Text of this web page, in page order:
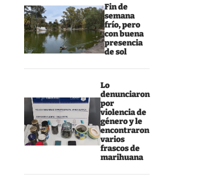
Fin de
semana
frío, pero
con buena
presencia
de sol
Lo
denunciaron
por
violencia de
género y le
encontraron
varios
frascos de
marihuana